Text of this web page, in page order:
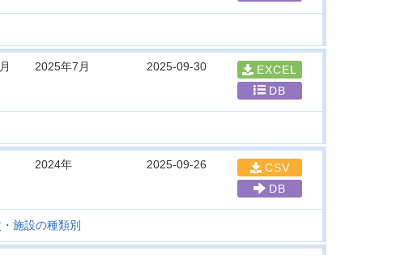
2025年7月 2025-09-30
EXCEL
DB
2024年 2025-09-26
CSV
DB
施設の種類別